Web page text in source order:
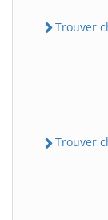
Trouver
Trouver